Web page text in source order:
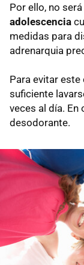
Por ello, no será
adolescencia
medidas para
adrenarquia
Para evitar
suficiente
veces al día.
desodorante.